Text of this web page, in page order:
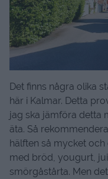
Det finns några olika
här i Kalmar. Detta
jag ska jämföra detta
äta. Så
hälften så mycket och
med bröd, yougurt,
smörgåstårta. Men